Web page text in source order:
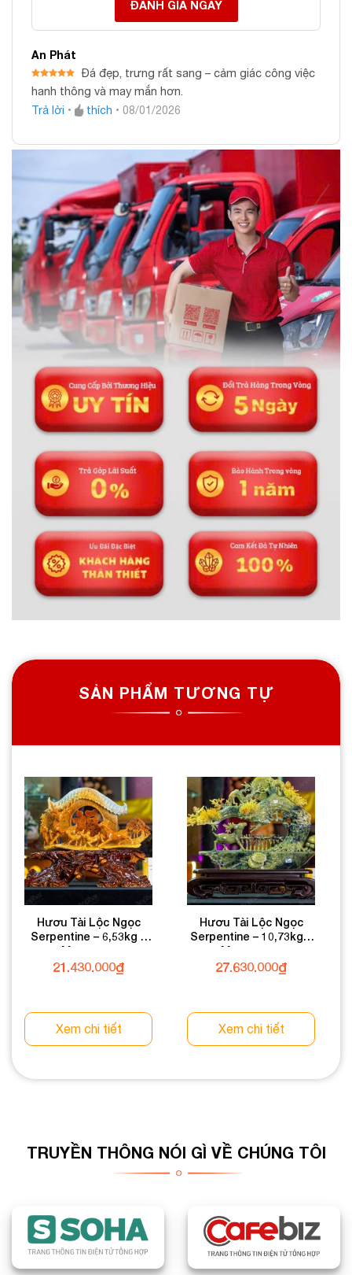
ĐÁNH GIÁ NGAY
An Phát
Được xếp
hạng 5 5
Đá đẹp, trưng rất sang – cảm giác công việc
hanh thông và may mắn hơn.
Trả lời • thích • 08/01/2026
SẢN PHẨM TƯƠNG TỰ
Hươu Tài Lộc Ngọc
Serpentine – 6,53kg –
M3025653
21.430.000₫
Xem chi tiết
Hươu Tài Lộc Ngọc
Serpentine – 10,73kg –
M30271073
27.630.000₫
Xem chi tiết
TRUYỀN THÔNG NÓI GÌ VỀ CHÚNG TÔI